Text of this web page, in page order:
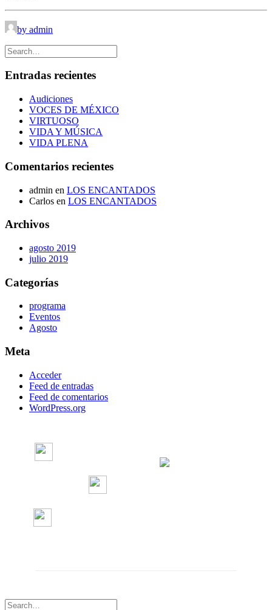
by admin
Entradas recientes
Audiciones
VOCES DE MÉXICO
VIRTUOSO
VIDA Y MÚSICA
VIDA PLENA
Comentarios recientes
admin en LOS ENCANTADOS
Carlos en LOS ENCANTADOS
Archivos
agosto 2019
julio 2019
Categorías
programa
Eventos
Agosto
Meta
Acceder
Feed de entradas
Feed de comentarios
WordPress.org